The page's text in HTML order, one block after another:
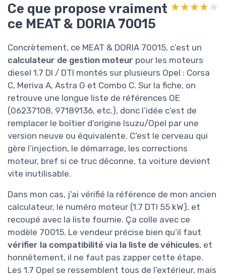
Ce que propose vraiment
ce MEAT & DORIA 70015
★★★★★
★★★★★
Concrètement, ce MEAT & DORIA 70015, c’est un
calculateur de gestion moteur pour les moteurs
diesel 1.7 DI / DTI montés sur plusieurs Opel : Corsa
C, Meriva A, Astra G et Combo C. Sur la fiche, on
retrouve une longue liste de références OE
(06237108, 97189136, etc.), donc l’idée c’est de
remplacer le boîtier d’origine Isuzu/Opel par une
version neuve ou équivalente. C’est le cerveau qui
gère l’injection, le démarrage, les corrections
moteur, bref si ce truc déconne, ta voiture devient
vite inutilisable.
Dans mon cas, j’ai vérifié la référence de mon ancien
calculateur, le numéro moteur (1.7 DTI 55 kW), et
recoupé avec la liste fournie. Ça colle avec ce
modèle 70015. Le vendeur précise bien qu’il faut
vérifier la compatibilité via la liste de véhicules, et
honnêtement, il ne faut pas zapper cette étape.
Les 1.7 Opel se ressemblent tous de l’extérieur, mais